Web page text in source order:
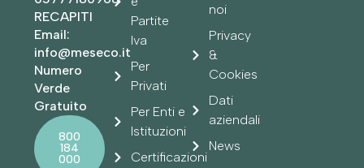
RECAPITI
Email:
info@meseco.it
Numero
Verde
Gratuito
800
184
000
Partite
Iva
Per
Privati
Per Enti e
Istituzioni
Certificazioni
noi
Privacy
&
Cookies
Dati
aziendali
News